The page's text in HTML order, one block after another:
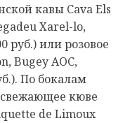
кавы Cava Els
Xarel-lo,
руб.) или розовое
Bugey AOC,
По бокалам
кюве
de Limoux